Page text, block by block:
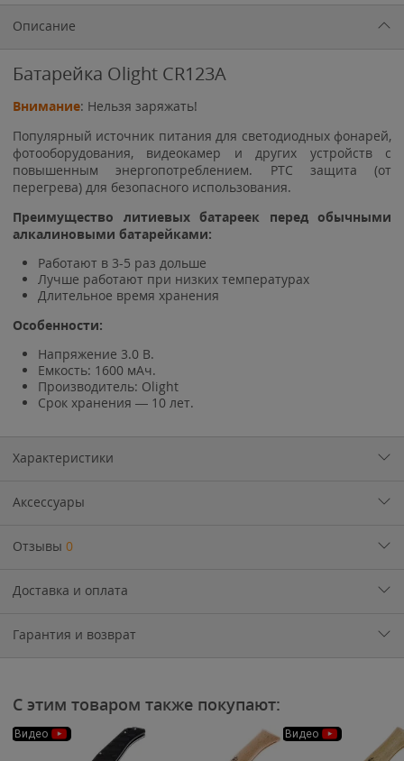
Описание
Батарейка Olight CR123A
Внимание: Нельзя заряжать!
Популярный источник питания для светодиодных фонарей,
фотооборудования, видеокамер и других устройств с
повышенным энергопотреблением. PTC защита (от
перегрева) для безопасного использования.
Преимущество литиевых батареек перед обычными
алкалиновыми батарейками:
Работают в 3-5 раз дольше
Лучше работают при низких температурах
Длительное время хранения
Особенности:
Напряжение 3.0 В.
Емкость: 1600 мАч.
Производитель: Olight
Срок хранения — 10 лет.
Характеристики
Аксессуары
Отзывы 0
Доставка и оплата
Гарантия и возврат
С этим товаром также покупают:
Видео Видео